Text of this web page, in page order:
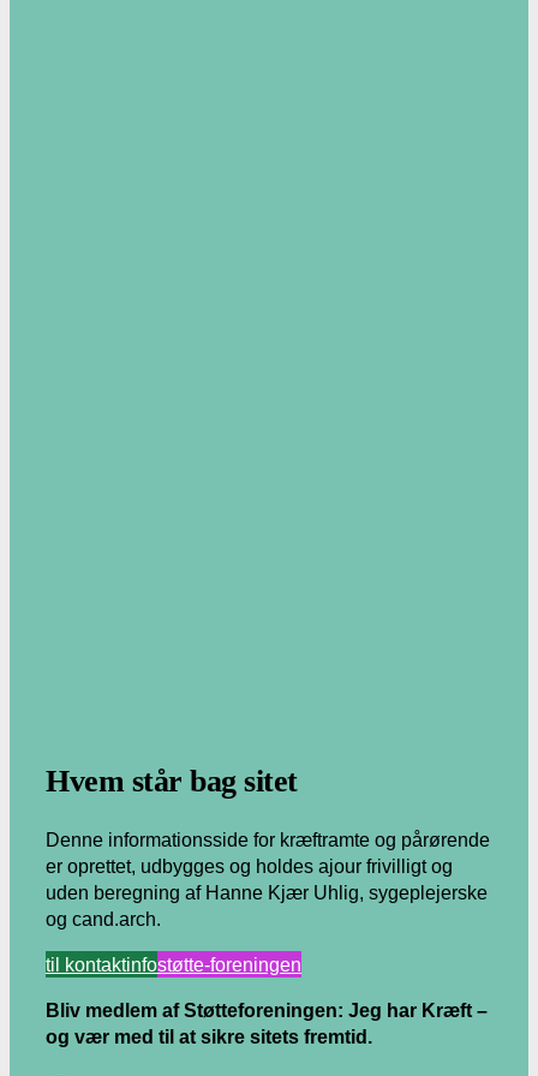
Hvem står bag sitet
Denne informationsside for kræftramte og pårørende
er oprettet, udbygges og holdes ajour frivilligt og
uden beregning af Hanne Kjær Uhlig, sygeplejerske
og cand.arch.
til kontaktinfostøtte-foreningen
Bliv medlem af Støtteforeningen: Jeg har Kræft –
og vær med til at sikre sitets fremtid.